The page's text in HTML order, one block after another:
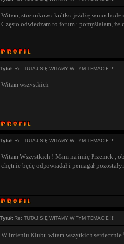
Witam, stosunkowo krótko jeżdżę
Często odwiedzam to forum i pomyślałam, że
Tytuł: Re: TUTAJ SIĘ WITAMY W TYM TEMACIE !!!
Witam wszystkich
Tytuł: Re: TUTAJ SIĘ WITAMY W TYM TEMACIE !!!
Witam Wszystkich ! Mam na imię Przemek ,
chętnie będę odpowiadał i pomagał
Tytuł: Re: TUTAJ SIĘ WITAMY W TYM TEMACIE !!!
W imieniu Klubu witam wszytkich serdecznie